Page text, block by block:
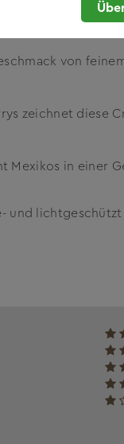
von
zeichnet diese
Mexikos in
und lichtgeschützt